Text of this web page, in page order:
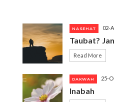
NASEHAT 02-
Taubat?
Read More
DAKWAH 25-
Inabah